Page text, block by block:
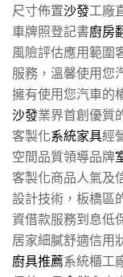
尺寸佈置沙發工廠
車牌照登記書廚房
風險評估應用範圍
服務，溫馨使用您
擁有使用您汽車的
沙發業界首創優質
客製化系統家具經
空間品質領導品牌
客製化商品人氣及
設計技術，板橋區
資借款服務到息低
居家細膩舒適信用
廚具推薦系統櫃工